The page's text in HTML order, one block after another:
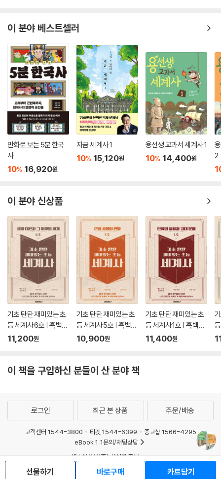
이 분야 베스트셀러
만화로 보는 5분 한국
사
10% 16,920원
지금 세계사 1
10% 15,120원
용선생 교과서 세계사 1
10% 14,400원
2
이 분야 신상품
기초 탄탄 재미있는 초
등 세계사 6호 [ 흑백판
]
11,200원
기초 탄탄 재미있는 초
등 세계사 5호 [ 흑백판
]
10,900원
기초 탄탄 재미있는 초
등 세계사 1호 [ 흑백판
]
11,400원
]
이 책을 구입하신 분들이 산 분야 책
선물하기 바로구매 카트담기
로그인 최근 본 상품 주문/배송
고객센터 1544-3800 티켓 1544-6399
중고샵 1566-4295
eBook 1:1문의/채팅상담
예스이십사(주) 사업자 정보
이용약관
개인정보처리방침
청소년보호정책